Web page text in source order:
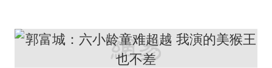
白海豚北上或致京津冀暴雨